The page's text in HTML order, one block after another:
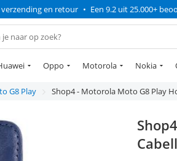
verzending en retour • Een 9.2 uit 25.000+
Oppo Motorola Nokia
G8 Play Shop4 - Motorola Moto G8 Play